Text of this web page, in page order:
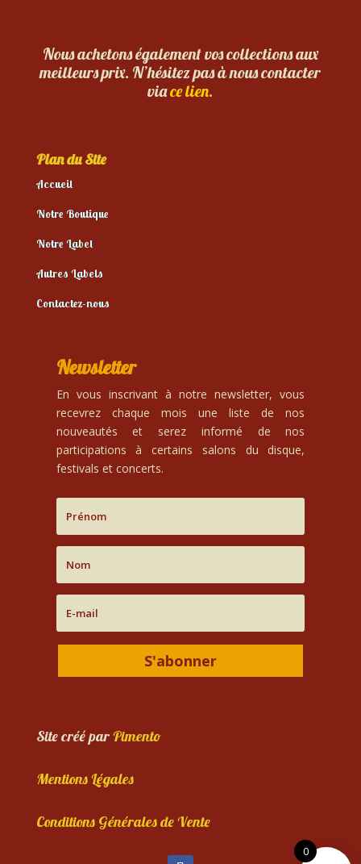
Nous achetons également vos collections aux
meilleurs prix. N’hésitez pas à nous contacter
viace lien.
Plan du Site
Accueil
Notre Boutique
Notre Label
Autres Labels
Contactez-nous
Newsletter
En vous inscrivant à notre newsletter, vous
recevrez chaque mois une liste de nos
nouveautés et serez informé de nos
participations à certains salons du disque,
festivals et concerts.
S'abonner
Site créé parPimento
Mentions Légales
Conditions Générales de Vente
0